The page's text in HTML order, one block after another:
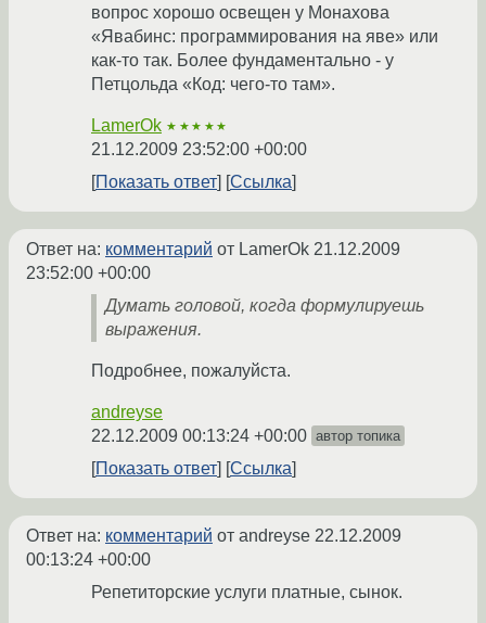
вопрос хорошо освещен у Монахова
«Явабинс: программирования на яве» или
как-то так. Более фундаментально - у
Петцольда «Код: чего-то там».
LamerOk ★★★★★
21.12.2009 23:52:00 +00:00
Показать ответ
Ссылка
Ответ на: комментарий от LamerOk 21.12.2009
23:52:00 +00:00
Думать головой, когда формулируешь
выражения.
Подробнее, пожалуйста.
andreyse
22.12.2009 00:13:24 +00:00 автор топика
Показать ответ Ссылка
Ответ на: комментарий от andreyse 22.12.2009
00:13:24 +00:00
Репетиторские услуги платные, сынок.